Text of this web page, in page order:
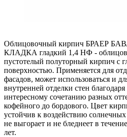
Облицовочный кирпич БРАЕР
КЛАДКА гладкий 1,4 НФ -
пустотелый полуторный кирпич c
поверхностью. Применяется для
фасадов, может использоваться и
внутренней отделки стен благодаря
интересному сочетанию разных
кофейного до бордового. Цвет
устойчив к воздействию
не выгорает и не бледнеет в
лет.